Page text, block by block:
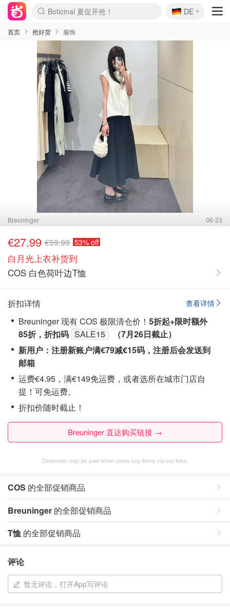
Boticinal 夏促开抢！
4折！lulu周四疯狂上新
还没结束！&OtherStories大促
Joybuy变相75折 随时失效
速领！Stanley独家85折
疑似霸哥！Camper额外叠85折
Zalando 奥莱闪促！每日更新
Moncler反季囤！5折起+叠9折
Coach Brooklyn仅€192
🇩🇪
DE
首页 抢好货 服饰
Breuninger 06-23
€27.99 €59.99 53% off
白月光上衣补货到
COS 白色荷叶边T恤
查看详情
折扣详情
Breuninger 现有 COS 极限清仓价！ 5折起+限时额外
85折 ，折扣码 SALE15
（7月26日截止）
新用户： 注册新账户满€79减€15码，注册后会发送到
邮箱
运费€4.95，满€149免运费，或者选所在城市门店自
提！可免运费。
折扣价随时截止！
Breuninger 直达购买链接 →
Dealmoon may be paid when users buy items via our links.
COS 的全部促销商品
Breuninger 的全部促销商品
T恤 的全部促销商品
评论
暂无评论，打开App写评论